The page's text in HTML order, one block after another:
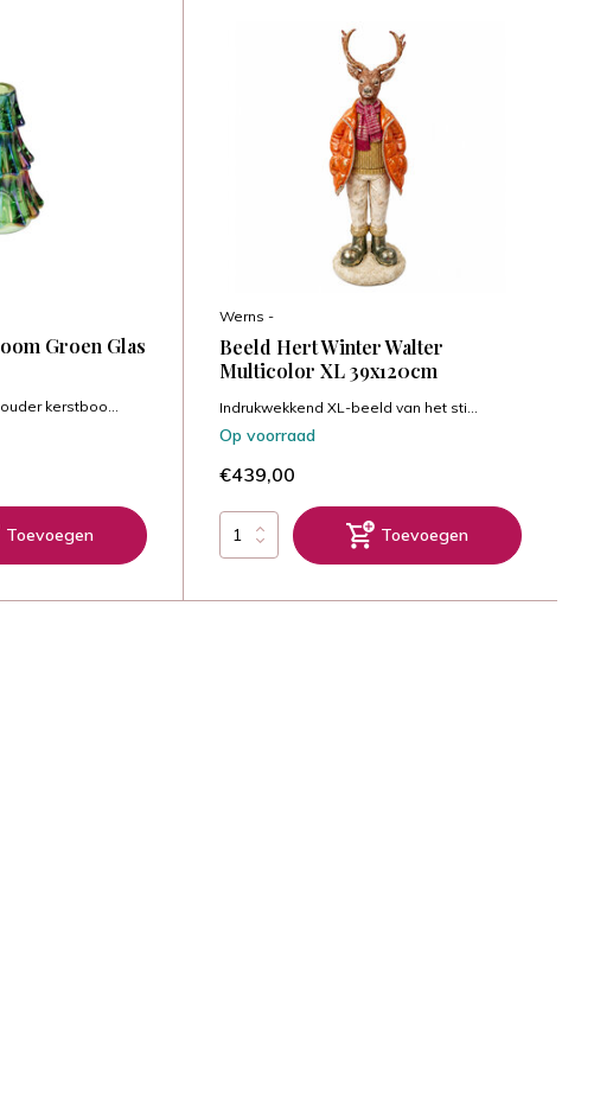
Groen Glas
kerstboo...
Toevoegen
Werns -
Beeld Hert Winter Walter
Multicolor XL 39x120cm
Indrukwekkend XL-beeld van het sti...
Op voorraad
€439,00
Toevoegen